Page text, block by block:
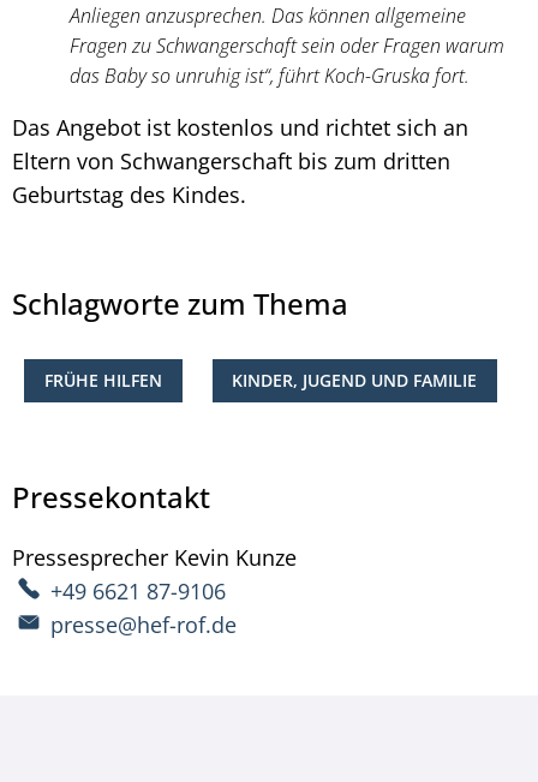
Anliegen anzusprechen. Das können allgemeine
Fragen zu Schwangerschaft sein oder Fragen warum
das Baby so unruhig ist“, führt Koch-Gruska fort.
Das Angebot ist kostenlos und richtet sich an
Eltern von Schwangerschaft bis zum dritten
Geburtstag des Kindes.
Schlagworte zum Thema
FRÜHE HILFEN KINDER, JUGEND UND FAMILIE
Pressekontakt
Pressesprecher Kevin Kunze
+49 6621 87-9106
presse@hef-rof.de